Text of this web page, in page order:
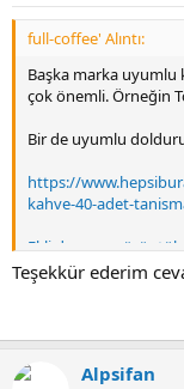
full-coffee' Alıntı:
Başka marka uyumlu
çok önemli. Örneğin
Bir de uyumlu
https://
kahve-40-adet-
Ekli dosyayı
Teşekkür ederim
Alpsifan